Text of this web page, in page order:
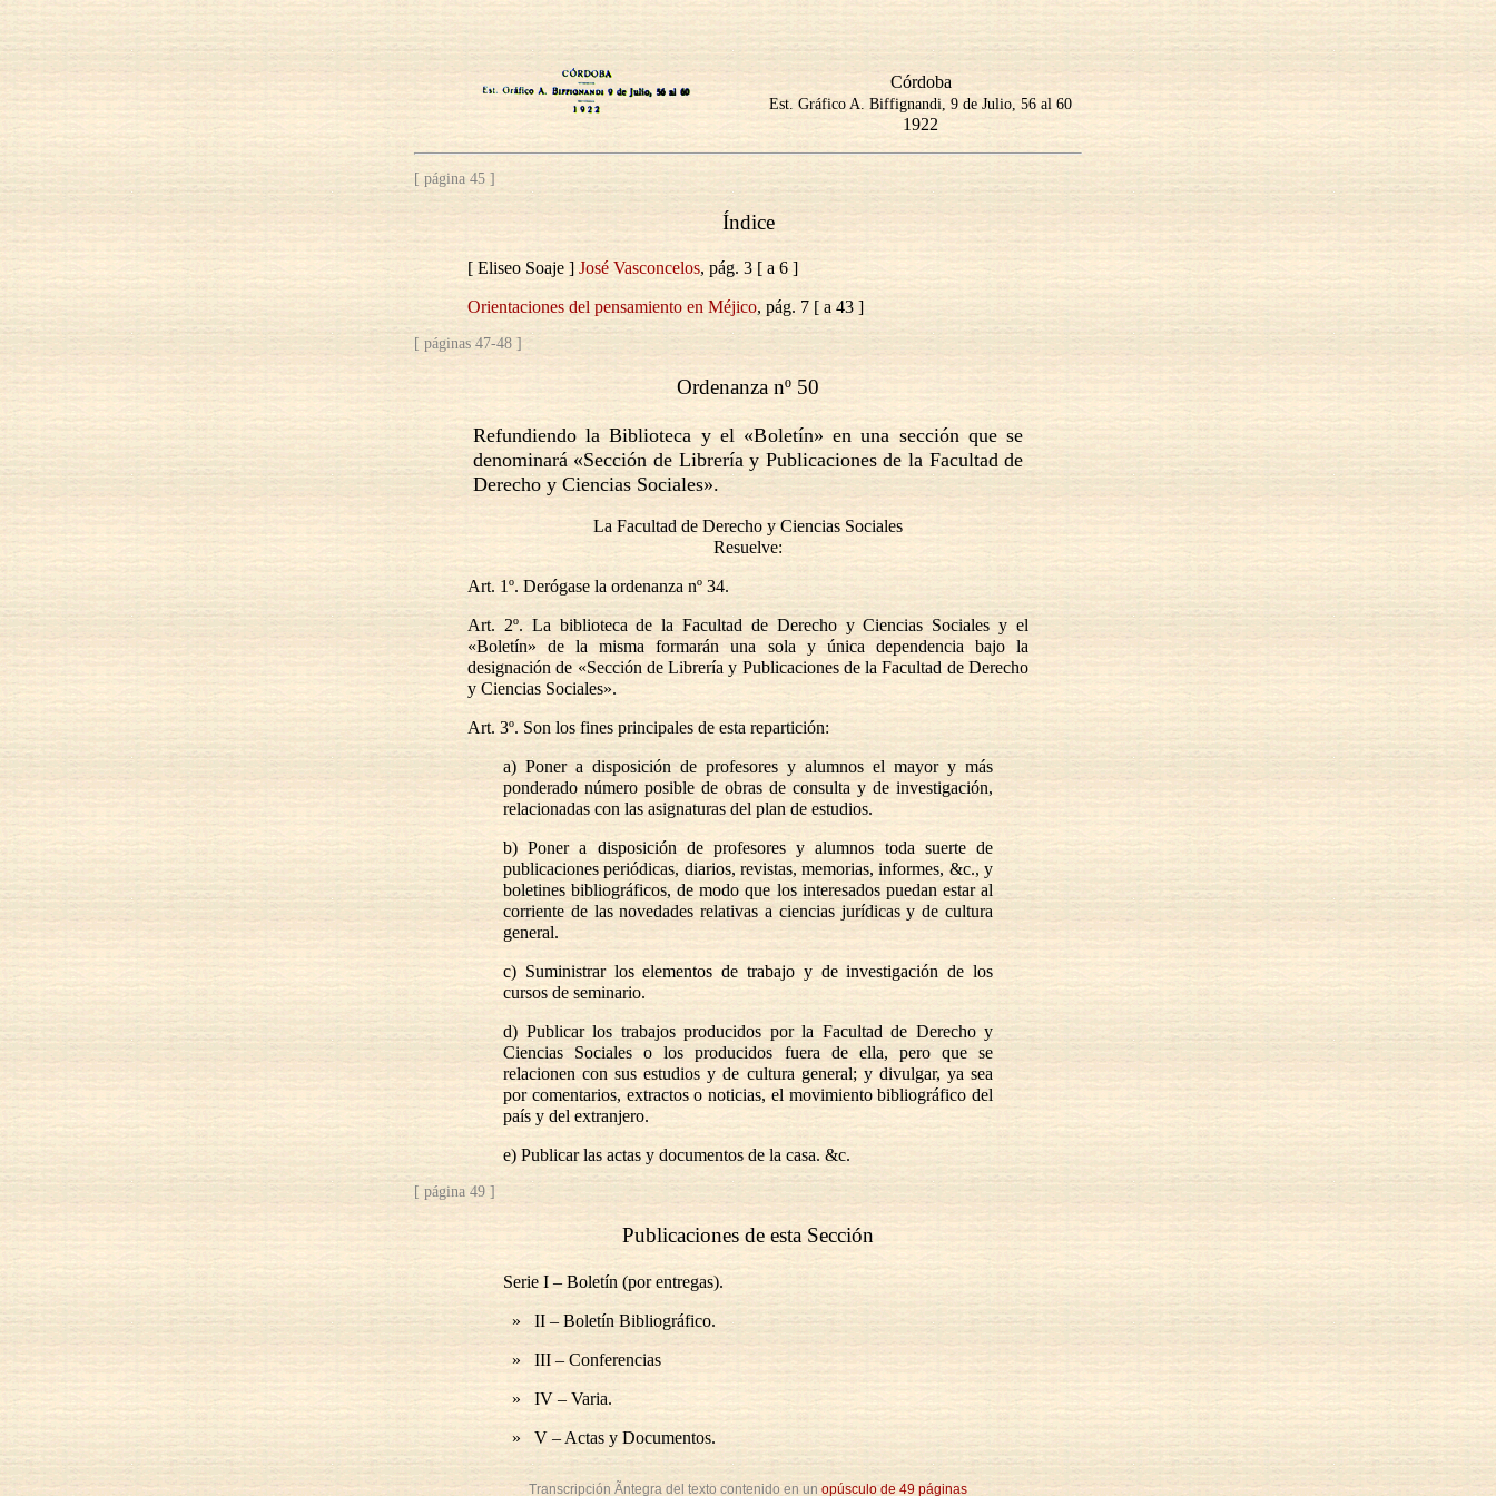
Córdoba
Est. Gráfico A. Biffignandi, 9 de Julio, 56 al 60
1922
[ página 45 ]
Índice
[ Eliseo Soaje ] José Vasconcelos, pág. 3 [ a 6 ]
Orientaciones del pensamiento en Méjico, pág. 7 [ a 43 ]
[ páginas 47-48 ]
Ordenanza nº 50
Refundiendo la Biblioteca y el «Boletín» en una sección que se
denominará «Sección de Librería y Publicaciones de la Facultad de
Derecho y Ciencias Sociales».
La Facultad de Derecho y Ciencias Sociales
Resuelve:
Art. 1º. Derógase la ordenanza nº 34.
Art. 2º. La biblioteca de la Facultad de Derecho y Ciencias Sociales y el
«Boletín» de la misma formarán una sola y única dependencia bajo la
designación de «Sección de Librería y Publicaciones de la Facultad de Derecho
y Ciencias Sociales».
Art. 3º. Son los fines principales de esta repartición:
a) Poner a disposición de profesores y alumnos el mayor y más
ponderado número posible de obras de consulta y de investigación,
relacionadas con las asignaturas del plan de estudios.
b) Poner a disposición de profesores y alumnos toda suerte de
publicaciones periódicas, diarios, revistas, memorias, informes, &c., y
boletines bibliográficos, de modo que los interesados puedan estar al
corriente de las novedades relativas a ciencias jurídicas y de cultura
general.
c) Suministrar los elementos de trabajo y de investigación de los
cursos de seminario.
d) Publicar los trabajos producidos por la Facultad de Derecho y
Ciencias Sociales o los producidos fuera de ella, pero que se
relacionen con sus estudios y de cultura general; y divulgar, ya sea
por comentarios, extractos o noticias, el movimiento bibliográfico del
país y del extranjero.
e) Publicar las actas y documentos de la casa. &c.
[ página 49 ]
Publicaciones de esta Sección
Serie I – Boletín (por entregas).
» II – Boletín Bibliográfico.
» III – Conferencias
» IV – Varia.
» V – Actas y Documentos.
Transcripción Ã­ntegra del texto contenido en un opúsculo de 49 páginas